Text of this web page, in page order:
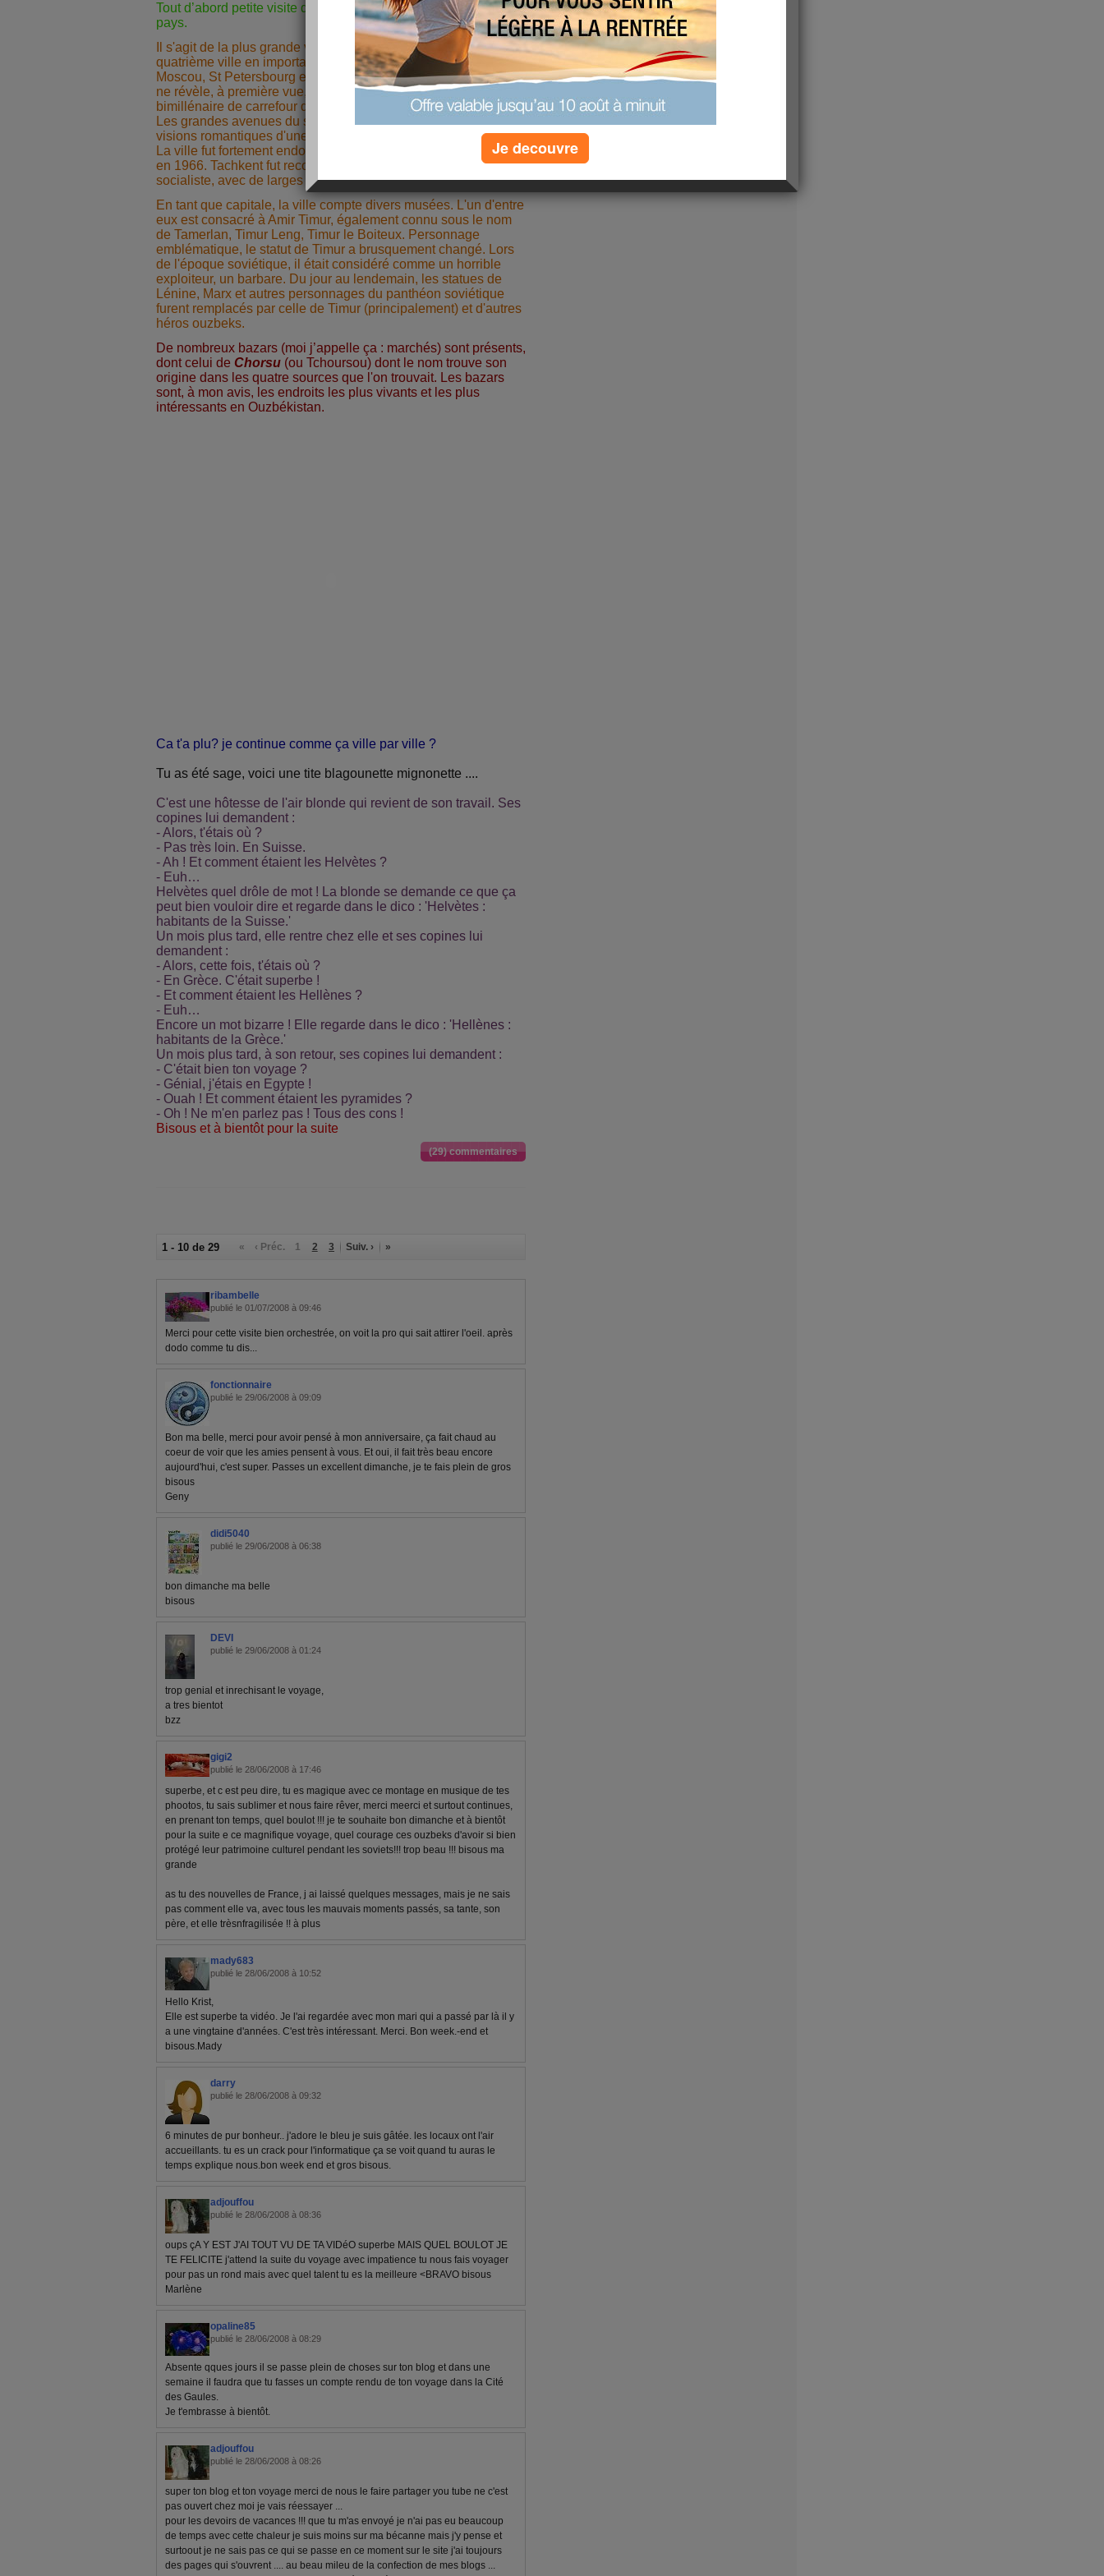
Tout d’abord petite visite de Tachkent, capitale de ce chaud
pays.
Il s'agit de la plus grande ville d'Asie Centrale et de la
quatrième ville en importance dans l'ancienne URSS (après
Moscou, St Petersbourg et Kiev). La capitale de l'Ouzbékistan
ne révèle, à première vue, pas grand-chose de son histoire
bimillénaire de carrefour des anciennes routes caravanières.
Les grandes avenues du socialisme réduisent à néant les
visions romantiques d'une oasis située sur la Route de la Soie.
La ville fut fortement endommagée par un tremblement de terre
en 1966. Tachkent fut reconstruit sur un modèle d'architecture
socialiste, avec de larges avenues.
En tant que capitale, la ville compte divers musées. L'un d'entre
eux est consacré à Amir Timur, également connu sous le nom
de Tamerlan, Timur Leng, Timur le Boiteux. Personnage
emblématique, le statut de Timur a brusquement changé. Lors
de l'époque soviétique, il était considéré comme un horrible
exploiteur, un barbare. Du jour au lendemain, les statues de
Lénine, Marx et autres personnages du panthéon soviétique
furent remplacés par celle de Timur (principalement) et d'autres
héros ouzbeks.
De nombreux bazars (moi j’appelle ça : marchés) sont présents,
dont celui de Chorsu (ou Tchoursou) dont le nom trouve son
origine dans les quatre sources que l'on trouvait. Les bazars
sont, à mon avis, les endroits les plus vivants et les plus
intéressants en Ouzbékistan.
Ca t'a plu? je continue comme ça ville par ville ?
Tu as été sage, voici une tite blagounette mignonette ....
C'est une hôtesse de l'air blonde qui revient de son travail. Ses
copines lui demandent :
- Alors, t'étais où ?
- Pas très loin. En Suisse.
- Ah ! Et comment étaient les Helvètes ?
- Euh…
Helvètes quel drôle de mot ! La blonde se demande ce que ça
peut bien vouloir dire et regarde dans le dico : 'Helvètes :
habitants de la Suisse.'
Un mois plus tard, elle rentre chez elle et ses copines lui
demandent :
- Alors, cette fois, t'étais où ?
- En Grèce. C'était superbe !
- Et comment étaient les Hellènes ?
- Euh…
Encore un mot bizarre ! Elle regarde dans le dico : 'Hellènes :
habitants de la Grèce.'
Un mois plus tard, à son retour, ses copines lui demandent :
- C'était bien ton voyage ?
- Génial, j'étais en Egypte !
- Ouah ! Et comment étaient les pyramides ?
- Oh ! Ne m'en parlez pas ! Tous des cons !
Bisous et à bientôt pour la suite
(29) commentaires
1 - 10 de 29 « ‹ Préc. 1 2 3 Suiv. › »
ribambelle
publié le 01/07/2008 à 09:46
Merci pour cette visite bien orchestrée, on voit la pro qui sait attirer l'oeil. après
dodo comme tu dis...
fonctionnaire
publié le 29/06/2008 à 09:09
Bon ma belle, merci pour avoir pensé à mon anniversaire, ça fait chaud au
coeur de voir que les amies pensent à vous. Et oui, il fait très beau encore
aujourd'hui, c'est super. Passes un excellent dimanche, je te fais plein de gros
bisous
Geny
didi5040
publié le 29/06/2008 à 06:38
bon dimanche ma belle
bisous
DEVI
publié le 29/06/2008 à 01:24
trop genial et inrechisant le voyage,
a tres bientot
bzz
gigi2
publié le 28/06/2008 à 17:46
superbe, et c est peu dire, tu es magique avec ce montage en musique de tes
phootos, tu sais sublimer et nous faire rêver, merci meerci et surtout continues,
en prenant ton temps, quel boulot !!! je te souhaite bon dimanche et à bientôt
pour la suite e ce magnifique voyage, quel courage ces ouzbeks d'avoir si bien
protégé leur patrimoine culturel pendant les soviets!!! trop beau !!! bisous ma
grande
as tu des nouvelles de France, j ai laissé quelques messages, mais je ne sais
pas comment elle va, avec tous les mauvais moments passés, sa tante, son
père, et elle trèsnfragilisée !! à plus
mady683
publié le 28/06/2008 à 10:52
Hello Krist,
Elle est superbe ta vidéo. Je l'ai regardée avec mon mari qui a passé par là il y
a une vingtaine d'années. C'est très intéressant. Merci. Bon week.-end et
bisous.Mady
darry
publié le 28/06/2008 à 09:32
6 minutes de pur bonheur.. j'adore le bleu je suis gâtée. les locaux ont l'air
accueillants. tu es un crack pour l'informatique ça se voit quand tu auras le
temps explique nous.bon week end et gros bisous.
adjouffou
publié le 28/06/2008 à 08:36
oups çA Y EST J'AI TOUT VU DE TA VIDéO superbe MAIS QUEL BOULOT JE
TE FELICITE j'attend la suite du voyage avec impatience tu nous fais voyager
pour pas un rond mais avec quel talent tu es la meilleure <BRAVO bisous
Marlène
opaline85
publié le 28/06/2008 à 08:29
Absente qques jours il se passe plein de choses sur ton blog et dans une
semaine il faudra que tu fasses un compte rendu de ton voyage dans la Cité
des Gaules.
Je t'embrasse à bientôt.
adjouffou
publié le 28/06/2008 à 08:26
super ton blog et ton voyage merci de nous le faire partager you tube ne c'est
pas ouvert chez moi je vais réessayer ...
pour les devoirs de vacances !!! que tu m'as envoyé je n'ai pas eu beaucoup
de temps avec cette chaleur je suis moins sur ma bécanne mais j'y pense et
surtoout je ne sais pas ce qui se passe en ce moment sur le site j'ai toujours
des pages qui s'ouvrent .... au beau mileu de la confection de mes blogs ...
Je decouvre